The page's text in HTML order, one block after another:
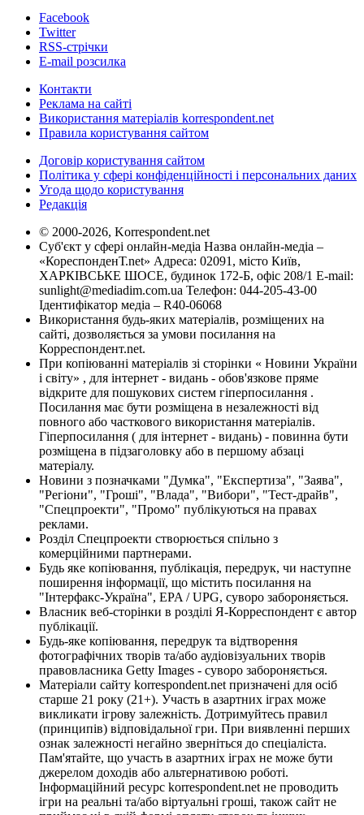
Facebook
Twitter
RSS-стрічки
E-mail розсилка
Контакти
Реклама на сайті
Використання матеріалів korrespondent.net
Правила користування сайтом
Договір користування сайтом
Політика у сфері конфіденційності і персональних даних
Угода щодо користування
Редакція
© 2000-2026, Korrespondent.net
Суб'єкт у сфері онлайн-медіа Назва онлайн-медіа –
«КореспонденТ.net» Адреса: 02091, місто Київ,
ХАРКІВСЬКЕ ШОСЕ, будинок 172-Б, офіс 208/1 E-mail:
sunlight@mediadim.com.ua Телефон: 044-205-43-00
Ідентифікатор медіа – R40-06068
Використання будь-яких матеріалів, розміщених на
сайті, дозволяється за умови посилання на
Корреспондент.net.
При копіюванні матеріалів зі сторінки « Новини України
і світу» , для інтернет - видань - обов'язкове пряме
відкрите для пошукових систем гіперпосилання .
Посилання має бути розміщена в незалежності від
повного або часткового використання матеріалів.
Гіперпосилання ( для інтернет - видань) - повинна бути
розміщена в підзаголовку або в першому абзаці
матеріалу.
Новини з позначками "Думка", "Експертиза", "Заява",
"Регіони", "Гроші", "Влада", "Вибори", "Тест-драйв",
"Спецпроекти", "Промо" публікуються на правах
реклами.
Розділ Спецпроекти створюється спільно з
комерційними партнерами.
Будь яке копіювання, публікація, передрук, чи наступне
поширення інформації, що містить посилання на
"Інтерфакс-Україна", EPA / UPG, суворо забороняється.
Власник веб-сторінки в розділі Я-Корреспондент є автор
публікації.
Будь-яке копіювання, передрук та відтворення
фотографічних творів та/або аудіовізуальних творів
правовласника Getty Images - суворо забороняється.
Матеріали сайту korrespondent.net призначені для осіб
старше 21 року (21+). Участь в азартних іграх може
викликати ігрову залежність. Дотримуйтесь правил
(принципів) відповідальної гри. При виявленні перших
ознак залежності негайно зверніться до спеціаліста.
Пам'ятайте, що участь в азартних іграх не може бути
джерелом доходів або альтернативою роботі.
Інформаційний ресурс korrespondent.net не проводить
ігри на реальні та/або віртуальні гроші, також сайт не